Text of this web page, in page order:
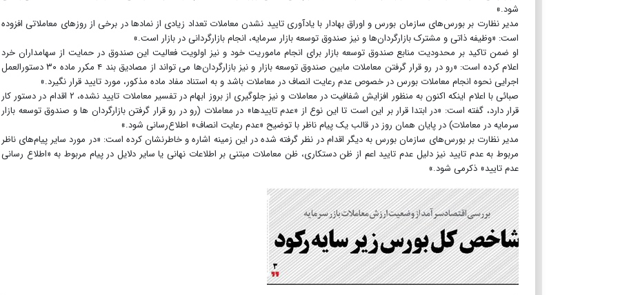
شود.»
مدیر نظارت بر بورس‌های سازمان بورس و اوراق بهادار با یادآوری تایید نشدن معاملات تعداد زیادی از نمادها در برخی از روزهای معاملاتی افزوده
است: «وظیفه ذاتی و مشترک بازارگردان‌ها و نیز صندوق توسعه بازار سرمایه، انجام بازارگردانی در بازار است.»
او ضمن تاکید بر محدودیت منابع صندوق توسعه بازار برای انجام ماموریت خود و نیز اولویت فعالیت این صندوق‌ در حمایت از سهامداران خرد
اعلام کرده است: «رو در رو قرار گرفتن معاملات مابین صندوق توسعه بازار و نیز بازارگردان‌ها می تواند از مصادیق بند ۴ مکرر ماده ۳۰ دستورالعمل
اجرایی نحوه انجام معاملات بورس در خصوص عدم رعایت انصاف در معاملات باشد و به استناد مفاد ماده مذکور، مورد تایید قرار نگیرد.»
صبائی با اعلام اینکه اکنون به منظور افزایش شفافیت در معاملات و نیز جلوگیری از بروز ابهام در تفسیر معاملات تایید نشده، ۲ اقدام در دستور کار
قرار دارد، گفته است: «در ابتدا قرار بر این است تا این نوع از «عدم تاییدها» در معاملات (رو در رو قرار گرفتن بازارگردان ها و صندوق توسعه بازار
سرمایه در معاملات) در پایان همان روز در قالب یک پیام ناظر با توضیح «عدم رعایت انصاف» اطلاع‌رسانی شود.»
مدیر نظارت بر بورس‌های سازمان بورس به دیگر اقدام در نظر گرفته شده در این زمینه اشاره و خاطرنشان کرده است: «در مورد سایر پیام‌های ناظر
مربوط به عدم تایید نیز دلیل عدم تایید اعم از ظن دستکاری، ظن معاملات مبتنی بر اطلاعات نهانی یا سایر دلایل در پیام مربوط به «اطلاع رسانی
عدم تایید» ذکرمی شود.»